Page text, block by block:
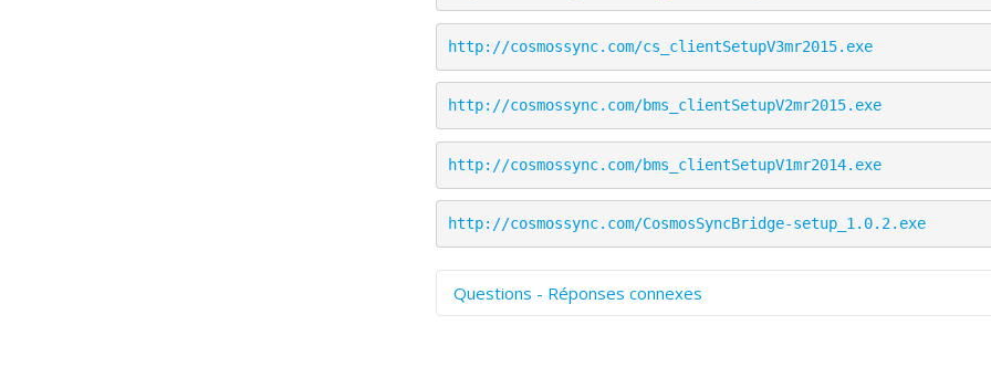
http://cosmossync.com/cs_clientSetupV3mr2015.exe
http://cosmossync.com/bms_clientSetupV2mr2015.exe
http://cosmossync.com/bms_clientSetupV1mr2014.exe
http://cosmossync.com/CosmosSyncBridge-setup_1.0.2.exe
Questions - Réponses connexes